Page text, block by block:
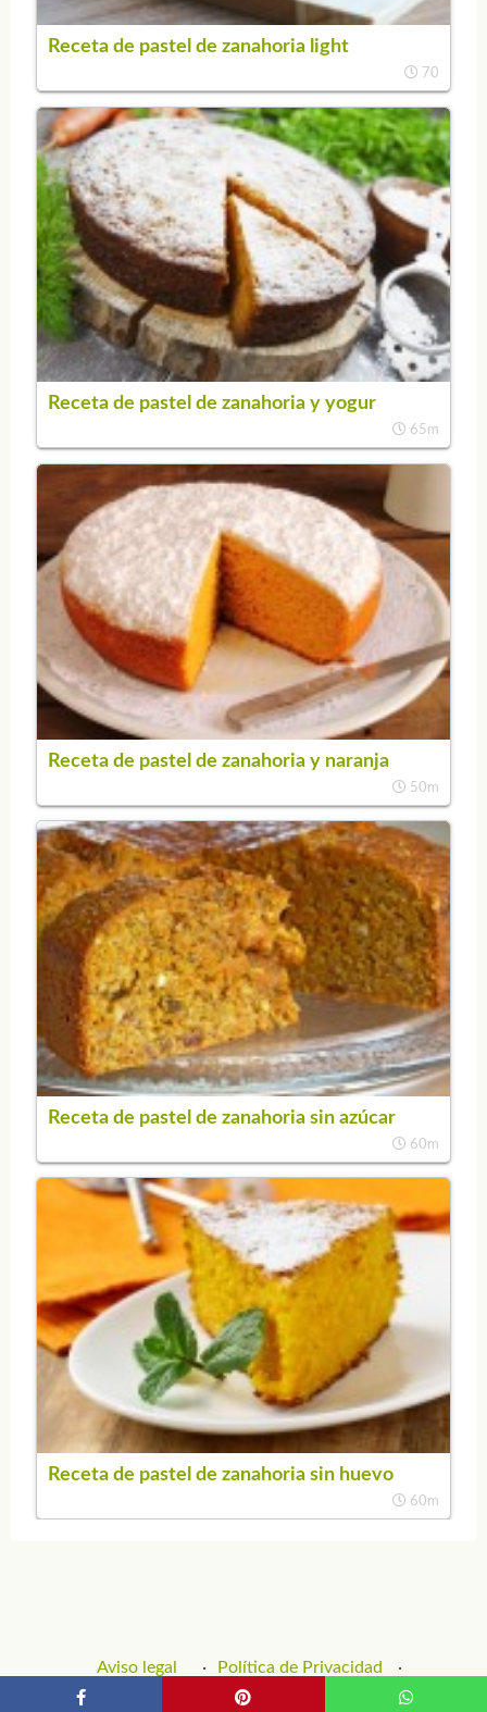
Receta de pastel de zanahoria light
70
Receta de pastel de zanahoria y yogur
65m
Receta de pastel de zanahoria y naranja
50m
Receta de pastel de zanahoria sin azúcar
60m
Receta de pastel de zanahoria sin huevo
60m
Aviso legal
Política de Privacidad
Política de Cookies
Contacto y Publicidad